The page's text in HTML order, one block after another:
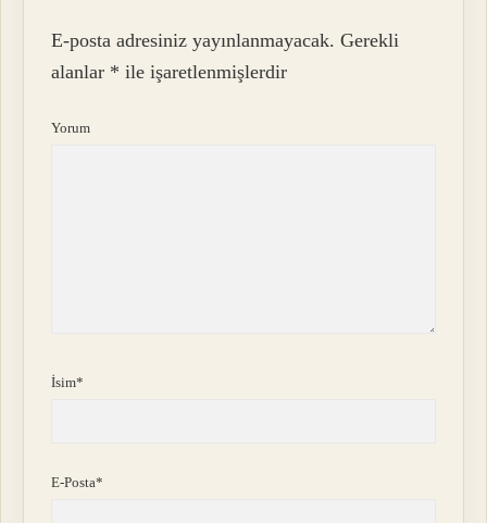
E-posta adresiniz yayınlanmayacak. Gerekli
alanlar * ile işaretlenmişlerdir
Yorum
İsim*
E-Posta*